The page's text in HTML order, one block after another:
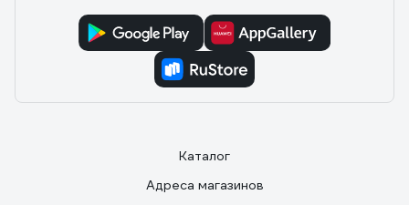
Каталог
Адреса магазинов